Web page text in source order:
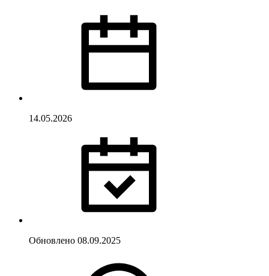
14.05.2026
Обновлено 08.09.2025